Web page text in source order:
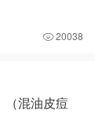
20038
（混油皮痘